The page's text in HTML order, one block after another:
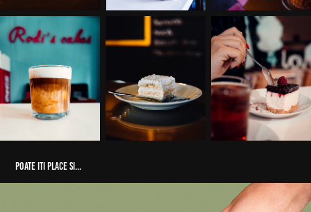
Poate iti place si...